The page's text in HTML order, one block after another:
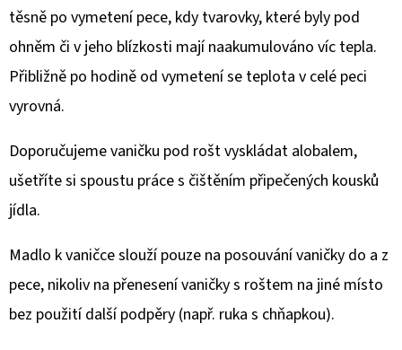
těsně po vymetení pece, kdy tvarovky, které byly pod
ohněm či v jeho blízkosti mají naakumulováno víc tepla.
Přibližně po hodině od vymetení se teplota v celé peci
vyrovná.
Doporučujeme vaničku pod rošt vyskládat alobalem,
ušetříte si spoustu práce s čištěním připečených kousků
jídla.
Madlo k vaničce slouží pouze na posouvání vaničky do a z
pece, nikoliv na přenesení vaničky s roštem na jiné místo
bez použití další podpěry (např. ruka s chňapkou).